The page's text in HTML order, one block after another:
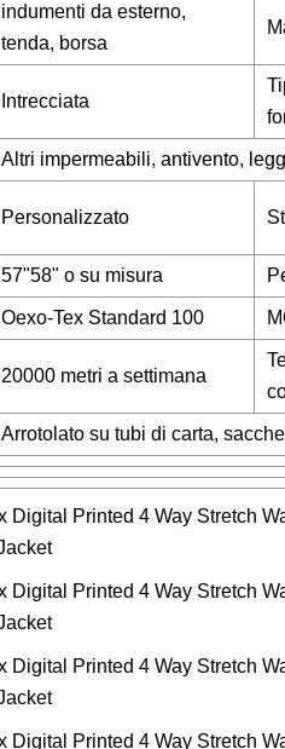
indumenti da esterno,
tenda, borsa
Intrecciata
Altri impermeabili, antivento,
Personalizzato
57"58" o su misura
Oexo-Tex Standard 100
20000 metri a settimana
Arrotolato su tubi di carta,